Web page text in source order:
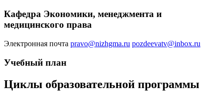
Кафедра Экономики, менеджмента и
медицинского права
Электронная почта pravo@nizhgma.ru pozdeevatv@inbox.ru
Учебный план
Циклы образовательной программы